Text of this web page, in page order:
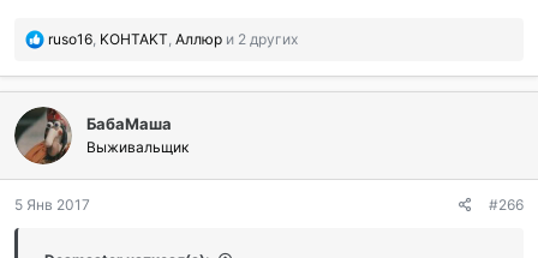
П
б
л
а
г
о
а
и
ruso16, KOHTAKT, Аллюр и 2 других
БабаМаша
Выживальщик
5 Янв 2017 #266